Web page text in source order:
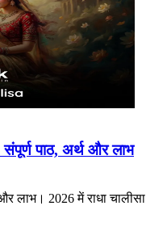
पाठ, अर्थ और लाभ
और लाभ। 2026 में राधा चालीसा